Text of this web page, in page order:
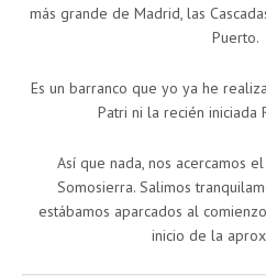
más grande de Madrid, las
Puerto.
Es un barranco que yo ya he
Patri ni la recién iniciada
Así que nada, nos acercamos
Somosierra. Salimos
estábamos aparcados al
inicio de la